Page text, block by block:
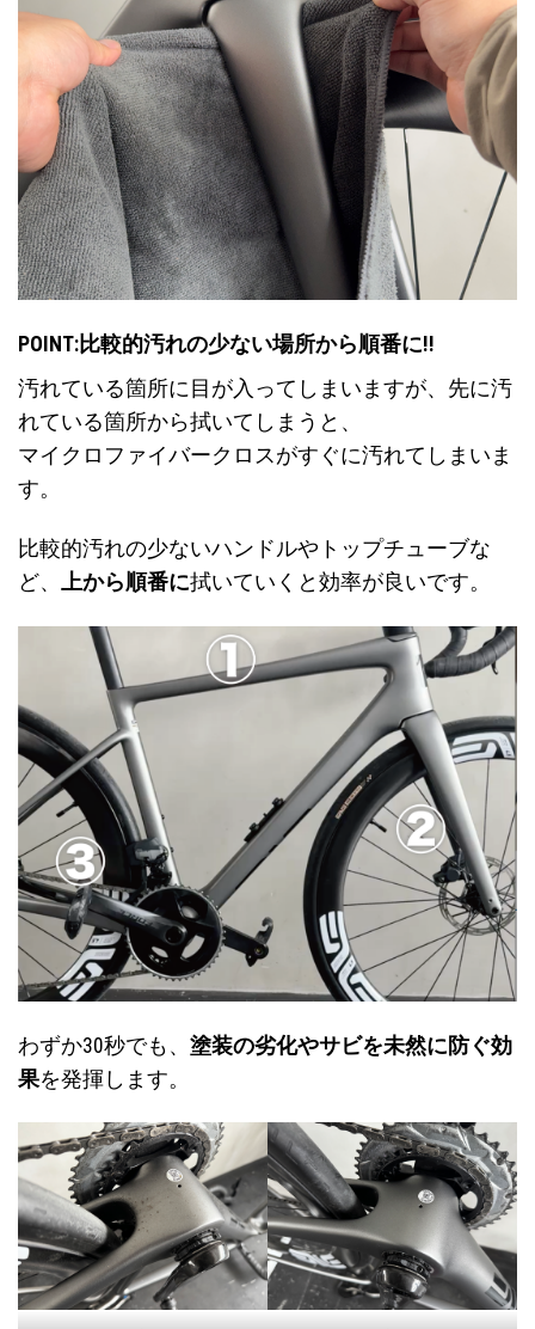
POINT:比較的汚れの少ない場所から順番に!!
汚れている箇所に目が入ってしまいますが、先に汚
れている箇所から拭いてしまうと、
マイクロファイバークロスがすぐに汚れてしまいま
す。
比較的汚れの少ないハンドルやトップチューブな
ど、 上から順番に拭いていくと効率が良いです。
わずか30秒でも、 塗装の劣化やサビを未然に防ぐ効
果を発揮します。